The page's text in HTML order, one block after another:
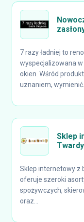
7 razy ładniej to
wyspecjalizowana
okien. Wśród
uznaniem, wymienić...
Sklep
Sklep internetowy z
oferuje szeroki
spożywczych,
oraz...